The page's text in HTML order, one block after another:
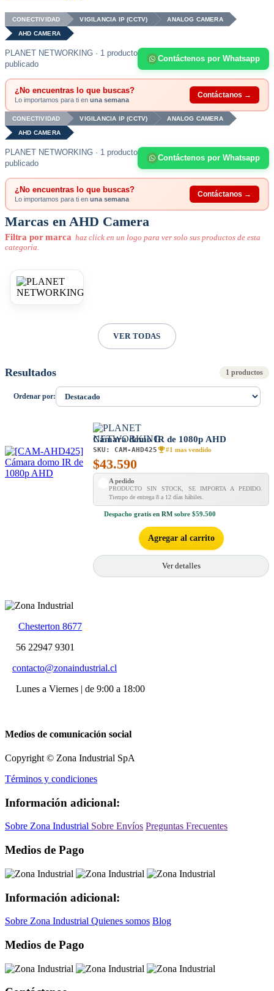
CONECTIVIDAD VIGILANCIA IP (CCTV) ANALOG CAMERA
AHD CAMERA
PLANET NETWORKING · 1 producto
publicado
Contáctenos por Whatsapp
¿No encuentras lo que buscas?
Lo importamos para ti en una semana
Contáctanos →
CONECTIVIDAD VIGILANCIA IP (CCTV) ANALOG CAMERA
AHD CAMERA
PLANET NETWORKING · 1 producto
publicado
Contáctenos por Whatsapp
¿No encuentras lo que buscas?
Lo importamos para ti en una semana
Contáctanos →
Marcas en AHD Camera
Filtra por marca haz click en un logo para ver solo sus productos de esta
categoria.
VER TODAS
Resultados 1 productos
Ordenar por:
Cámara domo IR de 1080p AHD
SKU: CAM-AHD425 #1 mas vendido
$43.590
A pedido
PRODUCTO SIN STOCK, SE IMPORTA A PEDIDO.
Tiempo de entrega 8 a 12 días hábiles.
Despacho gratis en RM sobre $59.500
Agregar al carrito
Ver detalles
Chesterton 8677
56 22947 9301
contacto@zonaindustrial.cl
Lunes a Viernes | de 9:00 a 18:00
Medios de comunicación social
Copyright © Zona Industrial SpA
Términos y condiciones
Información adicional:
Sobre Zona Industrial Sobre Envíos Preguntas Frecuentes
Medios de Pago
Información adicional:
Sobre Zona Industrial Quienes somos Blog
Medios de Pago